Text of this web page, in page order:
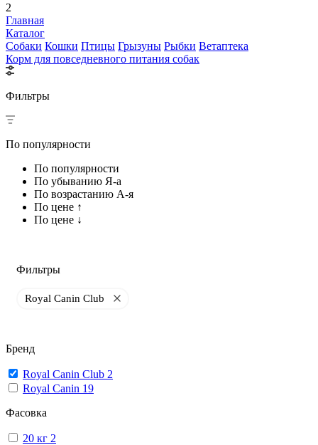
2
Главная
Каталог
Собаки Кошки Птицы Грызуны Рыбки Ветаптека
Корм для повседневного питания собак
Фильтры
По популярности
По популярности
По убыванию Я-а
По возрастанию А-я
По цене ↑
По цене ↓
Фильтры
Royal Canin Club
Бренд
Royal Canin Club 2
Royal Canin 19
Фасовка
20 кг 2